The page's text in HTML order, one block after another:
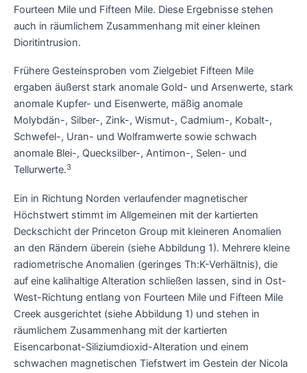
Fourteen Mile und Fifteen Mile. Diese Ergebnisse stehen
auch in räumlichem Zusammenhang mit einer kleinen
Dioritintrusion.
Frühere Gesteinsproben vom Zielgebiet Fifteen Mile
ergaben äußerst stark anomale Gold- und Arsenwerte, stark
anomale Kupfer- und Eisenwerte, mäßig anomale
Molybdän-, Silber-, Zink-, Wismut-, Cadmium-, Kobalt-,
Schwefel-, Uran- und Wolframwerte sowie schwach
anomale Blei-, Quecksilber-, Antimon-, Selen- und
Tellurwerte.3
Ein in Richtung Norden verlaufender magnetischer
Höchstwert stimmt im Allgemeinen mit der kartierten
Deckschicht der Princeton Group mit kleineren Anomalien
an den Rändern überein (siehe Abbildung 1). Mehrere kleine
radiometrische Anomalien (geringes Th:K-Verhältnis), die
auf eine kalihaltige Alteration schließen lassen, sind in Ost-
West-Richtung entlang von Fourteen Mile und Fifteen Mile
Creek ausgerichtet (siehe Abbildung 1) und stehen in
räumlichem Zusammenhang mit der kartierten
Eisencarbonat-Siliziumdioxid-Alteration und einem
schwachen magnetischen Tiefstwert im Gestein der Nicola